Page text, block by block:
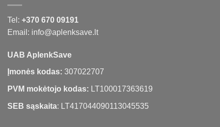
Tel: +370 670 09191
Email: info@aplenksave.lt
UAB AplenkSave
Įmonės kodas: 307022707
PVM mokėtojo kodas: LT100017363619
SEB sąskaita: LT417044090113045535